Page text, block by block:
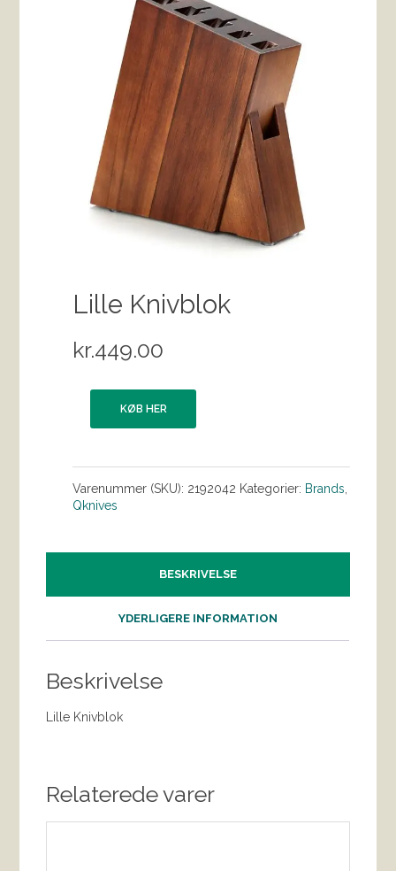
Lille Knivblok
kr.449.00
KØB HER
Varenummer (SKU): 2192042 Kategorier: Brands
Qknives
BESKRIVELSE
YDERLIGERE INFORMATION
Beskrivelse
Lille Knivblok
Relaterede varer